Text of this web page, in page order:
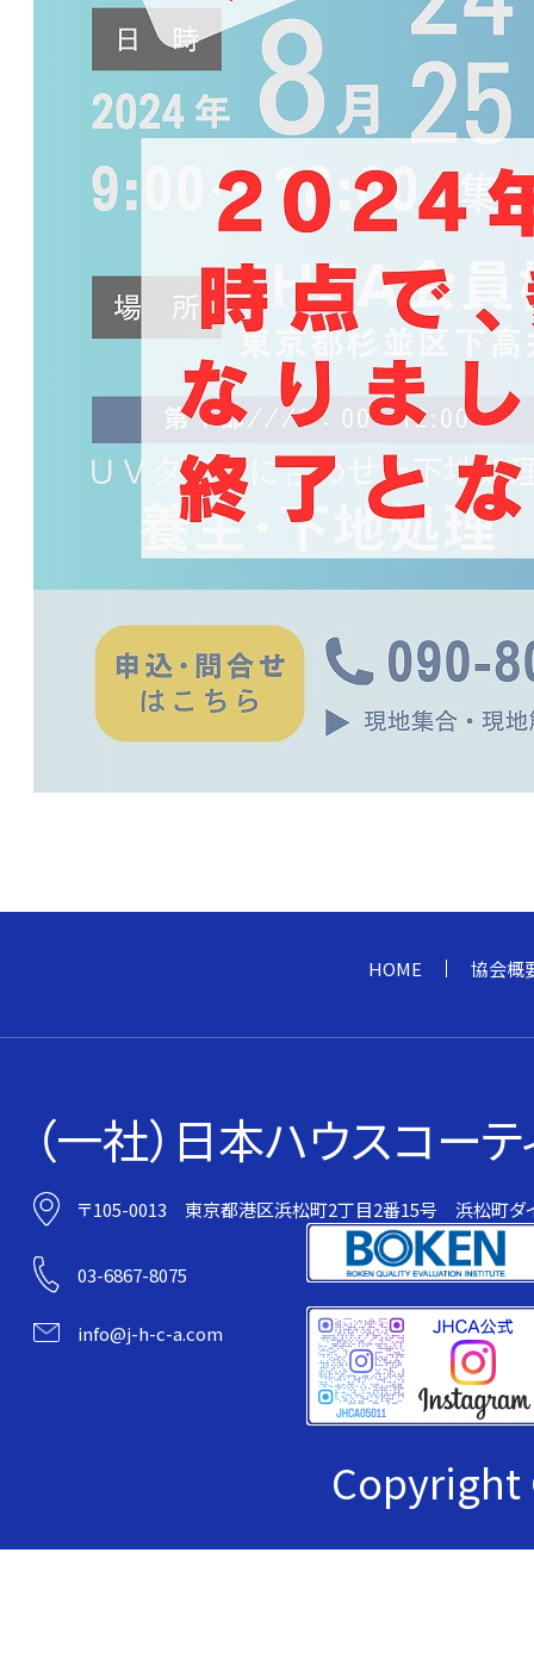
HOME 協会概
（一社）日本ハウスコー
〒105-0013 東京都港区浜松町2丁目2番15号 浜松町ダ
03-6867-8075
info@j-h-c-a.com
Copyright